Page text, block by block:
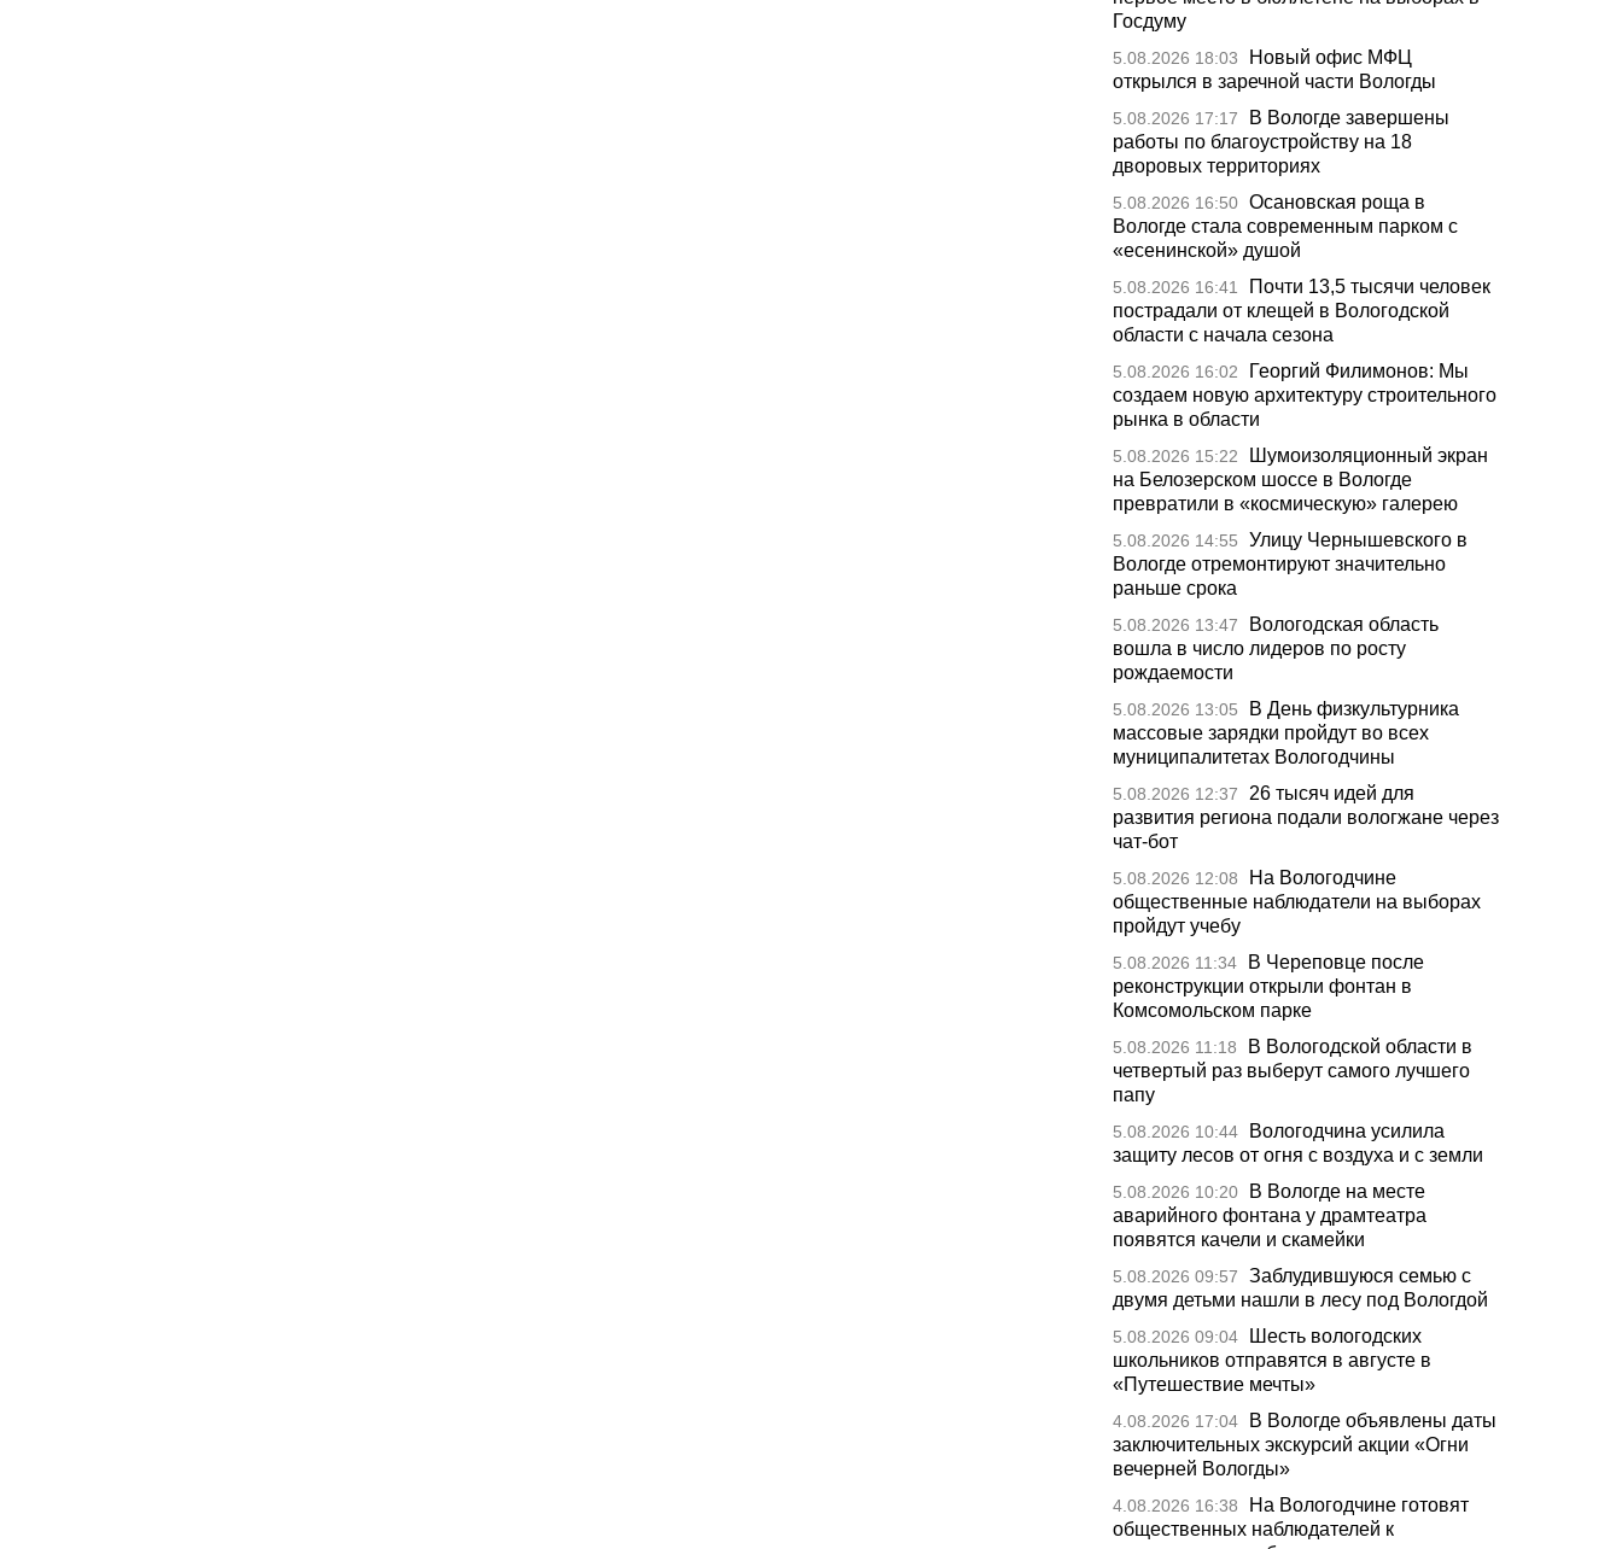
Госдуму
5.08.2026 18:03
Новый офис МФЦ
открылся в заречной части Вологды
5.08.2026 17:17
В Вологде завершены
работы по благоустройству на 18
дворовых территориях
5.08.2026 16:50 Осановская роща в
Вологде стала современным парком с
«есенинской» душой
5.08.2026 16:41
Почти 13,5 тысячи человек
пострадали от клещей в Вологодской
области с начала сезона
5.08.2026 16:02
Георгий Филимонов: Мы
создаем новую архитектуру строительного
рынка в области
5.08.2026 15:22
Шумоизоляционный экран
на Белозерском шоссе в Вологде
превратили в «космическую» галерею
5.08.2026 14:55
Улицу Чернышевского в
Вологде отремонтируют значительно
раньше срока
5.08.2026 13:47
Вологодская область
вошла в число лидеров по росту
рождаемости
5.08.2026 13:05
В День физкультурника
массовые зарядки пройдут во всех
муниципалитетах Вологодчины
5.08.2026 12:37
26 тысяч идей для
развития региона подали вологжане через
чат-бот
5.08.2026 12:08
На Вологодчине
общественные наблюдатели на выборах
пройдут учебу
5.08.2026 11:34
В Череповце после
реконструкции открыли фонтан в
Комсомольском парке
5.08.2026 11:18
В Вологодской области в
четвертый раз выберут самого лучшего
папу
5.08.2026 10:44
Вологодчина усилила
защиту лесов от огня с воздуха и с земли
5.08.2026 10:20
В Вологде на месте
аварийного фонтана у драмтеатра
появятся качели и скамейки
5.08.2026 09:57
Заблудившуюся семью с
двумя детьми нашли в лесу под Вологдой
5.08.2026 09:04
Шесть вологодских
школьников отправятся в августе в
«Путешествие мечты»
4.08.2026 17:04
В Вологде объявлены даты
заключительных экскурсий акции «Огни
вечерней Вологды»
4.08.2026 16:38
На Вологодчине готовят
общественных наблюдателей к